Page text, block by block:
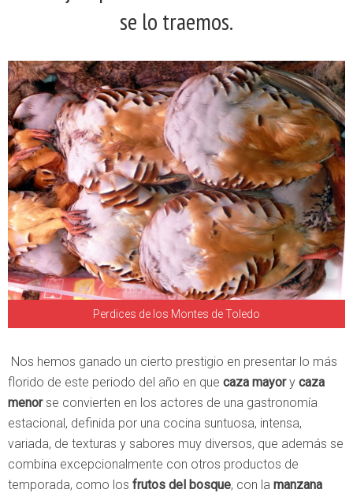
se lo traemos.
Perdices de los Montes de Toledo
Nos hemos ganado un cierto prestigio en presentar lo más
florido de este periodo del año en que caza mayory caza
menorse convierten en los actores de una gastronomía
estacional, definida por una cocina suntuosa, intensa,
variada, de texturas y sabores muy diversos, que además se
combina excepcionalmente con otros productos de
temporada, como los frutos del bosque, con la manzana